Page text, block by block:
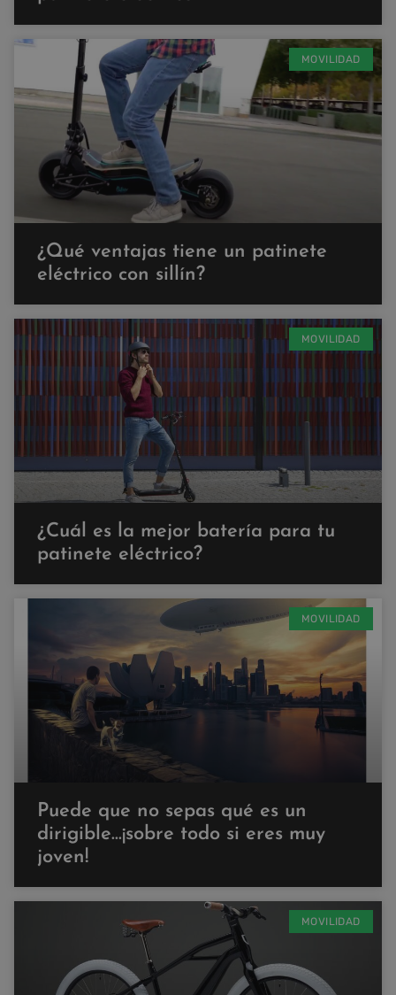
MOVILIDAD
¿Qué ventajas tiene un patinete
eléctrico con sillín?
MOVILIDAD
¿Cuál es la mejor batería para tu
patinete eléctrico?
MOVILIDAD
Puede que no sepas qué es un
dirigible…¡sobre todo si eres muy
joven!
MOVILIDAD